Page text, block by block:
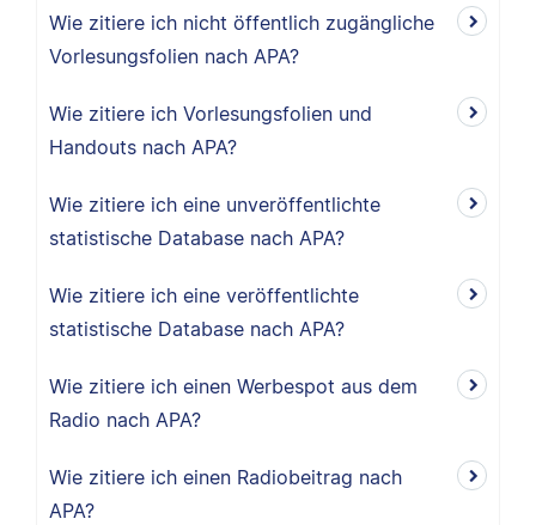
Wie zitiere ich nicht öffentlich zugängliche
Vorlesungsfolien nach APA?
Wie zitiere ich Vorlesungsfolien und
Handouts nach APA?
Wie zitiere ich eine unveröffentlichte
statistische Database nach APA?
Wie zitiere ich eine veröffentlichte
statistische Database nach APA?
Wie zitiere ich einen Werbespot aus dem
Radio nach APA?
Wie zitiere ich einen Radiobeitrag nach
APA?